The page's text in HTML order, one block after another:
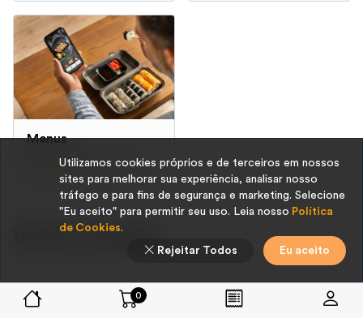
Menus
Ler artigos
Últimos Artigos
0
Utilizamos cookies próprios e de terceiros em nossos
sites para melhorar sua experiência, analisar nosso
tráfego e para fins de segurança e marketing. Selecione
"Eu aceito" para permitir seu uso. Leia nosso Política
de Cookies.
Rejeitar Todos
Eu aceito